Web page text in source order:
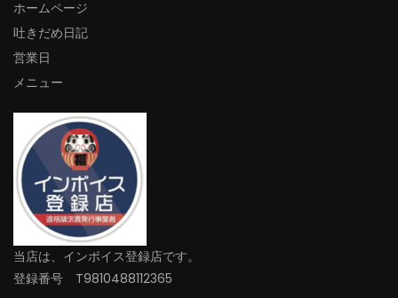
ホームページ
吐きだめ日記
営業日
メニュー
当店は、インボイス登録店です。
登録番号 T9810488112365